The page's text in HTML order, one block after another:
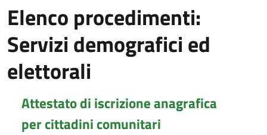
Elenco procedimenti:
Servizi demografici ed
elettorali
Attestato di iscrizione anagrafica
per cittadini comunitari